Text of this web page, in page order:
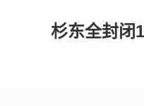
杉东全封闭